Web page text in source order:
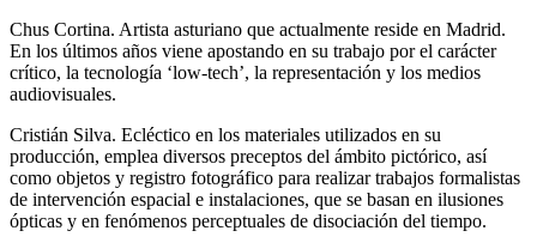
Chus Cortina. Artista asturiano que actualmente reside en Madrid.
En los últimos años viene apostando en su trabajo por el carácter
crítico, la tecnología ‘low-tech’, la representación y los medios
audiovisuales.
Cristián Silva. Ecléctico en los materiales utilizados en su
producción, emplea diversos preceptos del ámbito pictórico, así
como objetos y registro fotográfico para realizar trabajos formalistas
de intervención espacial e instalaciones, que se basan en ilusiones
ópticas y en fenómenos perceptuales de disociación del tiempo.